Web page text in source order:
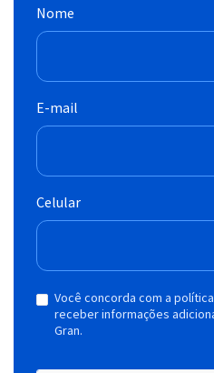
Nome
E-mail
Celular
Você concorda com a
receber informações
Gran.